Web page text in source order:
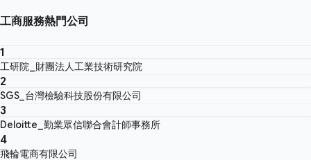
工商服務熱門公司
1
工研院_財團法人工業技術研究院
2
SGS_台灣檢驗科技股份有限公司
3
Deloitte_勤業眾信聯合會計師事務所
4
飛輪電商有限公司